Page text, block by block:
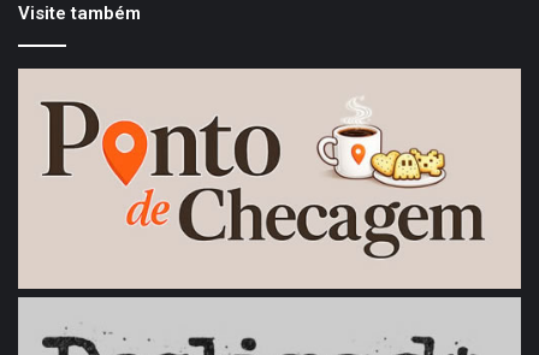
Visite também